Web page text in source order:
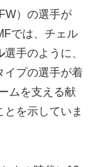
）の選手が
では、チェル
選手のように、
イプの選手が着
ムを支える献
を示していま